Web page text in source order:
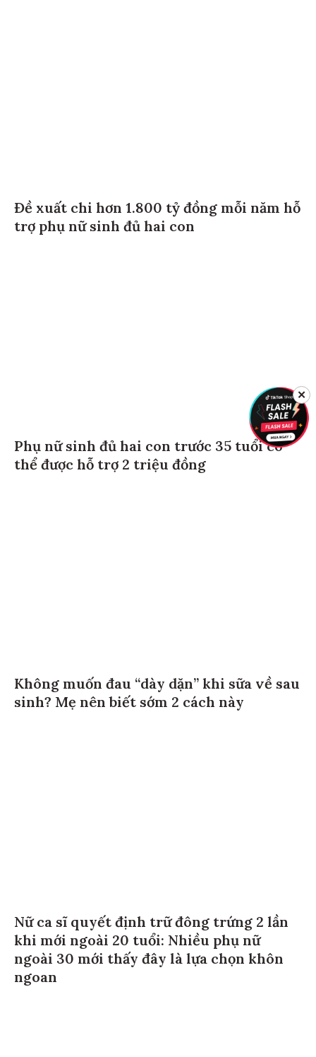
Đề xuất chi hơn 1.800 tỷ đồng mỗi năm hỗ
trợ phụ nữ sinh đủ hai con
Phụ nữ sinh đủ hai con trước 35 tuổi có
thể được hỗ trợ 2 triệu đồng
Không muốn đau “dày dặn” khi sữa về sau
sinh? Mẹ nên biết sớm 2 cách này
Nữ ca sĩ quyết định trữ đông trứng 2 lần
khi mới ngoài 20 tuổi: Nhiều phụ nữ
ngoài 30 mới thấy đây là lựa chọn khôn
ngoan
✕